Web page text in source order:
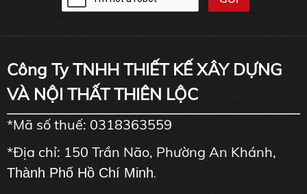
Công Ty TNHH THIẾT KẾ XÂY DỰNG
VÀ NỘI THẤT THIÊN LỘC
*Mã số thuế: 0318363559
*Địa chỉ: 150 Trần Não, Phường An Khánh,
Thành Phố Hồ Chí Minh.